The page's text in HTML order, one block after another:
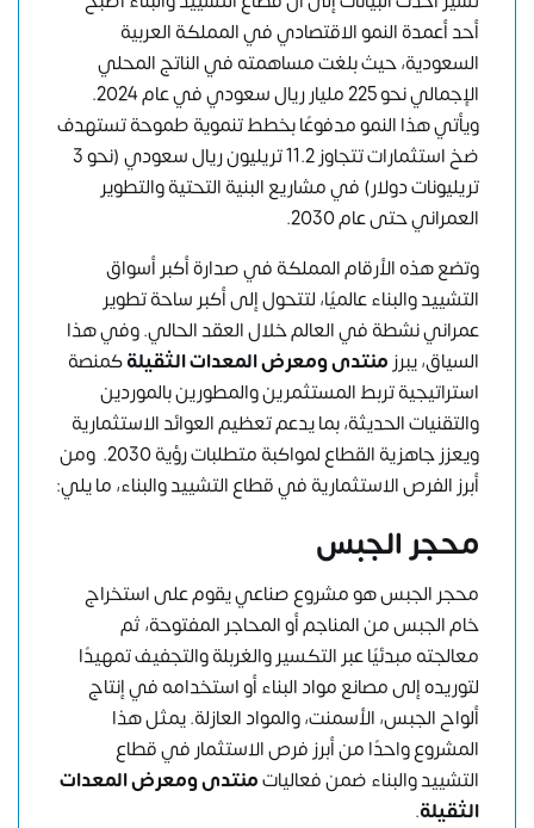
أحد أعمدة النمو الاقتصادي في المملكة العربية
السعودية، حيث بلغت مساهمته في الناتج المحلي
الإجمالي نحو 225 مليار ريال سعودي في عام 2024.
ويأتي هذا النمو مدفوعًا بخطط تنموية طموحة تستهدف
ضخ استثمارات تتجاوز 11.2 تريليون ريال سعودي (نحو 3
تريليونات دولار) في مشاريع البنية التحتية والتطوير
العمراني حتى عام 2030.
وتضع هذه الأرقام المملكة في صدارة أكبر أسواق
التشييد والبناء عالميًا، لتتحول إلى أكبر ساحة تطوير
عمراني نشطة في العالم خلال العقد الحالي. وفي هذا
السياق، يبرز منتدى ومعرض المعدات الثقيلةكمنصة
استراتيجية تربط المستثمرين والمطورين بالموردين
والتقنيات الحديثة، بما يدعم تعظيم العوائد الاستثمارية
ويعزز جاهزية القطاع لمواكبة متطلبات رؤية 2030. ومن
أبرز الفرص الاستثمارية في قطاع التشييد والبناء، ما يلي:
محجر الجبس
محجر الجبس هو مشروع صناعي يقوم على استخراج
خام الجبس من المناجم أو المحاجر المفتوحة، ثم
معالجته مبدئيًا عبر التكسير والغربلة والتجفيف تمهيدًا
لتوريده إلى مصانع مواد البناء أو استخدامه في إنتاج
ألواح الجبس، الأسمنت، والمواد العازلة. يمثل هذا
المشروع واحدًا من أبرز فرص الاستثمار في قطاع
التشييد والبناء ضمن فعالياتمنتدى ومعرض المعدات
الثقيلة.